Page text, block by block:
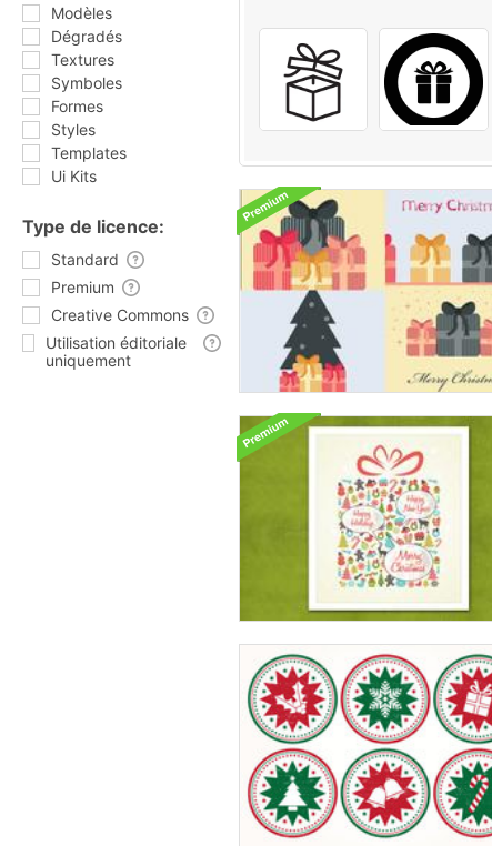
Modèles
Dégradés
Textures
Symboles
Formes
Styles
Templates
Ui Kits
Type de licence:
Standard
Premium
Creative Commons
Utilisation éditoriale
uniquement